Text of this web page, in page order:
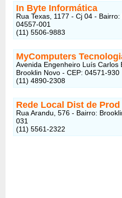
In Byte Informática
Rua Texas, 1177 - Cj 04 -
04557-001
(11) 5506-9883
MyComputers
Avenida Engenheiro Luís Carlos
Brooklin Novo - CEP: 04571-930
(11) 4890-2308
Rede Local Dist de
Rua Arandu, 576 - Bairro:
031
(11) 5561-2322